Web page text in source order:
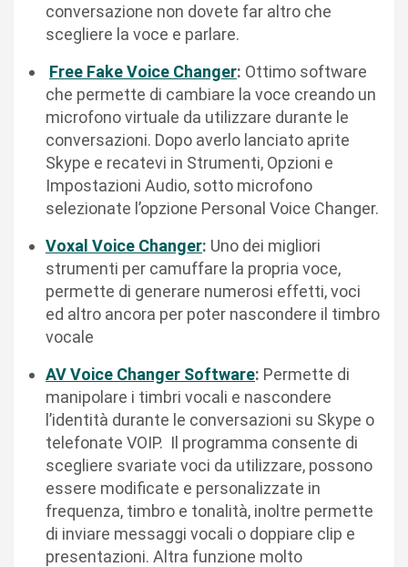
conversazione non dovete far altro che
scegliere la voce e parlare.
Free Fake Voice Changer: Ottimo software
che permette di cambiare la voce creando un
microfono virtuale da utilizzare durante le
conversazioni. Dopo averlo lanciato aprite
Skype e recatevi in Strumenti, Opzioni e
Impostazioni Audio, sotto microfono
selezionate l’opzione Personal Voice Changer.
Voxal Voice Changer: Uno dei migliori
strumenti per camuffare la propria voce,
permette di generare numerosi effetti, voci
ed altro ancora per poter nascondere il timbro
vocale
AV Voice Changer Software: Permette di
manipolare i timbri vocali e nascondere
l’identità durante le conversazioni su Skype o
telefonate VOIP. Il programma consente di
scegliere svariate voci da utilizzare, possono
essere modificate e personalizzate in
frequenza, timbro e tonalità, inoltre permette
di inviare messaggi vocali o doppiare clip e
presentazioni. Altra funzione molto